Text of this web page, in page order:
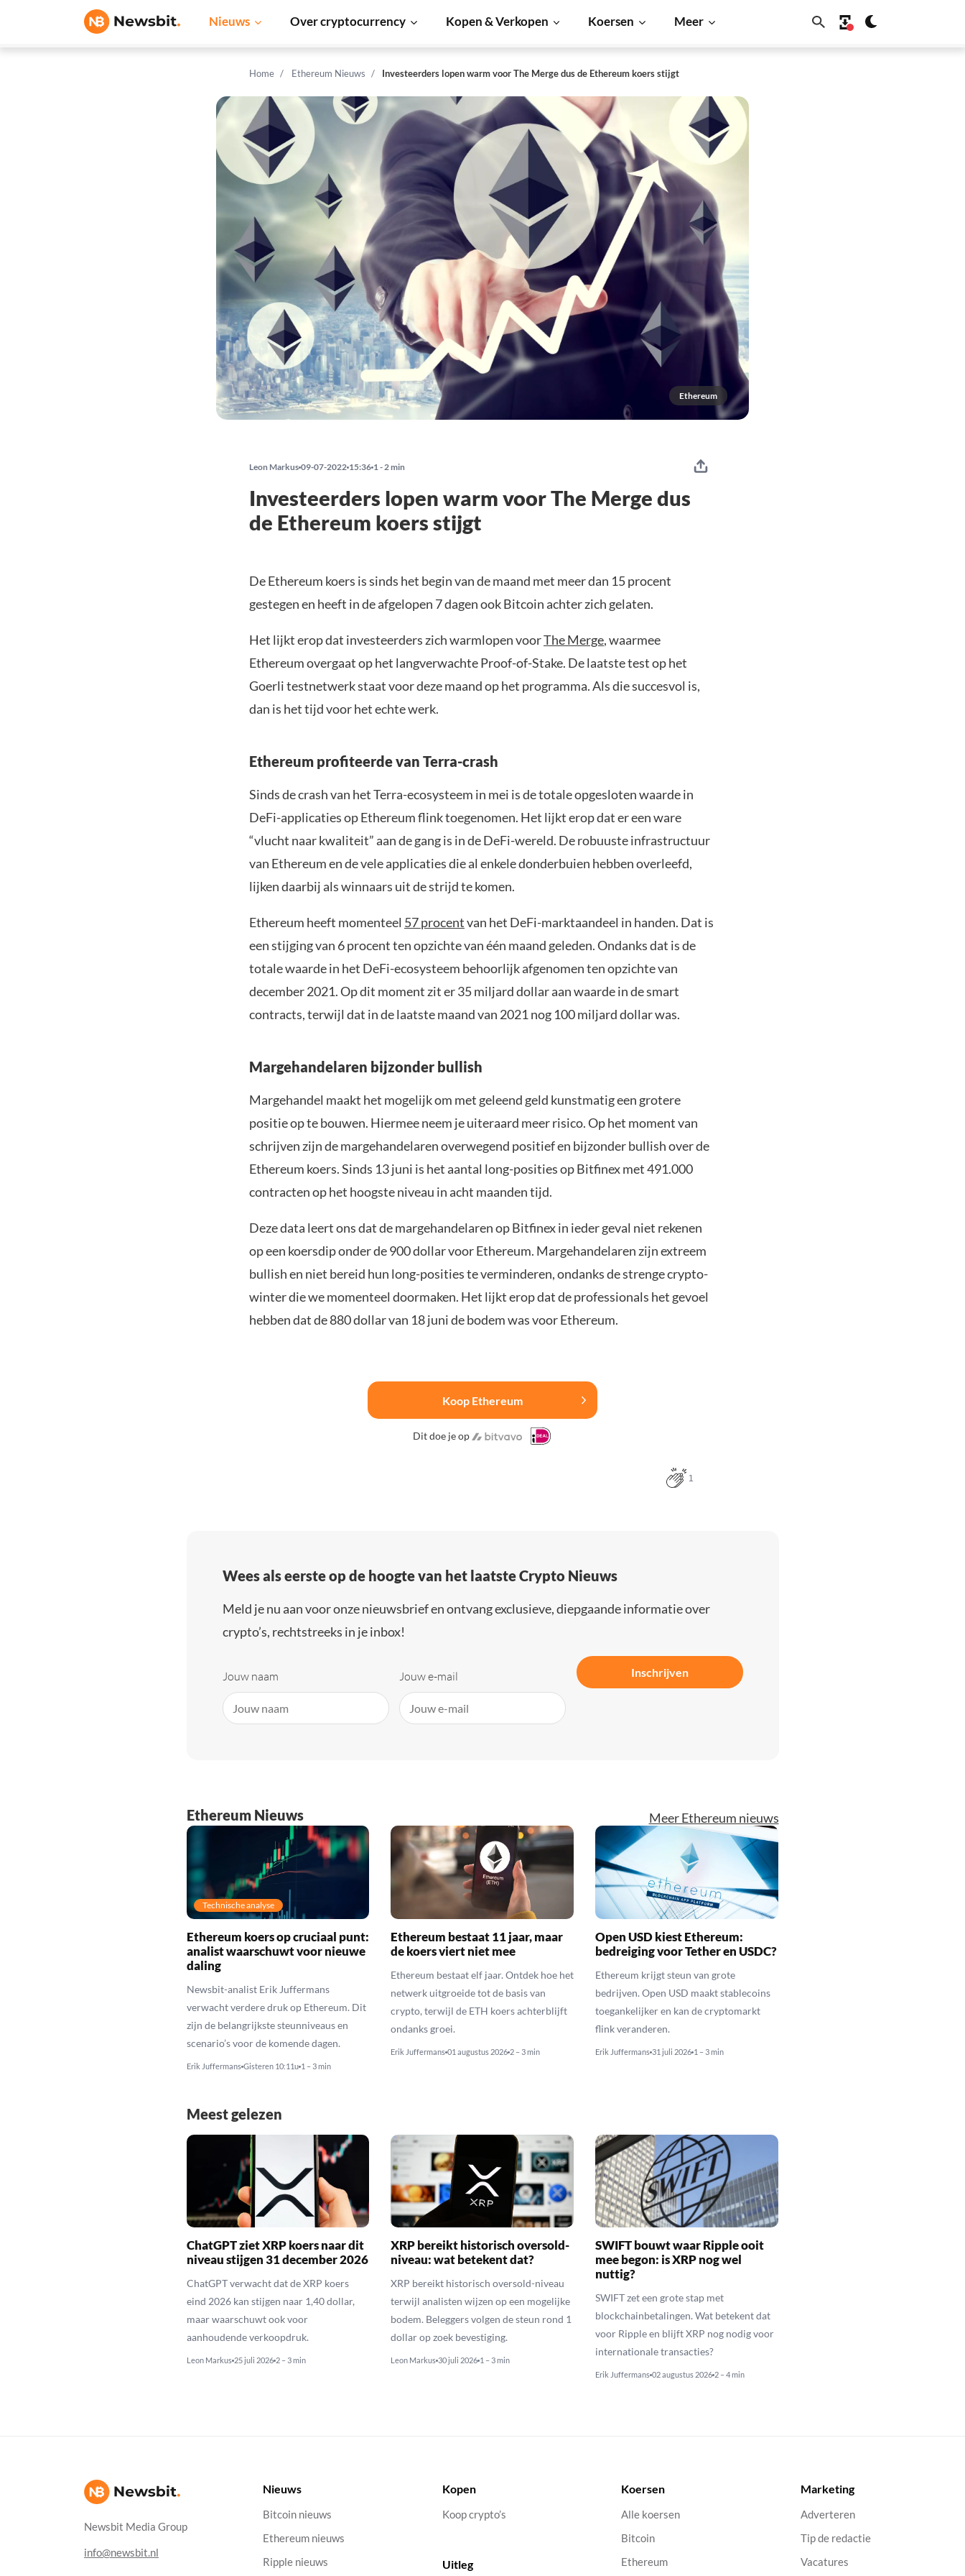
Nieuws Over cryptocurrency Kopen & Verkopen Koersen Meer
Home Ethereum Nieuws Investeerders lopen warm voor The Merge dus de Ethereum koers stijgt
Ethereum
Leon Markus 09-07-2022 15:36 1 - 2 min
Investeerders lopen warm voor The Merge dus
de Ethereum koers stijgt
De Ethereum koers is sinds het begin van de maand met meer dan 15 procent
gestegen en heeft in de afgelopen 7 dagen ook Bitcoin achter zich gelaten.
Het lijkt erop dat investeerders zich warmlopen voorThe Merge, waarmee
Ethereum overgaat op het langverwachte Proof-of-Stake. De laatste test op het
Goerli testnetwerk staat voor deze maand op het programma. Als die succesvol is,
dan is het tijd voor het echte werk.
Ethereum profiteerde van Terra-crash
Sinds de crash van het Terra-ecosysteem in mei is de totale opgesloten waarde in
DeFi-applicaties op Ethereum flink toegenomen. Het lijkt erop dat er een ware
“vlucht naar kwaliteit” aan de gang is in de DeFi-wereld. De robuuste infrastructuur
van Ethereum en de vele applicaties die al enkele donderbuien hebben overleefd,
lijken daarbij als winnaars uit de strijd te komen.
Ethereum heeft momenteel 57 procentvan het DeFi-marktaandeel in handen. Dat is
een stijging van 6 procent ten opzichte van één maand geleden. Ondanks dat is de
totale waarde in het DeFi-ecosysteem behoorlijk afgenomen ten opzichte van
december 2021. Op dit moment zit er 35 miljard dollar aan waarde in de smart
contracts, terwijl dat in de laatste maand van 2021 nog 100 miljard dollar was.
Margehandelaren bijzonder bullish
Margehandel maakt het mogelijk om met geleend geld kunstmatig een grotere
positie op te bouwen. Hiermee neem je uiteraard meer risico. Op het moment van
schrijven zijn de margehandelaren overwegend positief en bijzonder bullish over de
Ethereum koers. Sinds 13 juni is het aantal long-posities op Bitfinex met 491.000
contracten op het hoogste niveau in acht maanden tijd.
Deze data leert ons dat de margehandelaren op Bitfinex in ieder geval niet rekenen
op een koersdip onder de 900 dollar voor Ethereum. Margehandelaren zijn extreem
bullish en niet bereid hun long-posities te verminderen, ondanks de strenge crypto-
winter die we momenteel doormaken. Het lijkt erop dat de professionals het gevoel
hebben dat de 880 dollar van 18 juni de bodem was voor Ethereum.
Koop Ethereum
Dit doe je op
1
Wees als eerste op de hoogte van het laatste Crypto Nieuws
Meld je nu aan voor onze nieuwsbrief en ontvang exclusieve, diepgaande informatie over
crypto’s, rechtstreeks in je inbox!
Jouw naam Jouw e-mail Inschrijven
Ethereum Nieuws Meer Ethereum nieuws
Technische analyse
Ethereum koers op cruciaal punt:
analist waarschuwt voor nieuwe
daling
Newsbit-analist Erik Juffermans
verwacht verdere druk op Ethereum. Dit
zijn de belangrijkste steunniveaus en
scenario’s voor de komende dagen.
Erik Juffermans Gisteren 10:11u 1 – 3 min
Ethereum bestaat 11 jaar, maar
de koers viert niet mee
Ethereum bestaat elf jaar. Ontdek hoe het
netwerk uitgroeide tot de basis van
crypto, terwijl de ETH koers achterblijft
ondanks groei.
Erik Juffermans 01 augustus 2026 2 – 3 min
Open USD kiest Ethereum:
bedreiging voor Tether en USDC?
Ethereum krijgt steun van grote
bedrijven. Open USD maakt stablecoins
toegankelijker en kan de cryptomarkt
flink veranderen.
Erik Juffermans 31 juli 2026 1 – 3 min
Meest gelezen
ChatGPT ziet XRP koers naar dit
niveau stijgen 31 december 2026
ChatGPT verwacht dat de XRP koers
eind 2026 kan stijgen naar 1,40 dollar,
maar waarschuwt ook voor
aanhoudende verkoopdruk.
Leon Markus 25 juli 2026 2 – 3 min
XRP bereikt historisch oversold-
niveau: wat betekent dat?
XRP bereikt historisch oversold-niveau
terwijl analisten wijzen op een mogelijke
bodem. Beleggers volgen de steun rond 1
dollar op zoek bevestiging.
Leon Markus 30 juli 2026 1 – 3 min
SWIFT bouwt waar Ripple ooit
mee begon: is XRP nog wel
nuttig?
SWIFT zet een grote stap met
blockchainbetalingen. Wat betekent dat
voor Ripple en blijft XRP nog nodig voor
internationale transacties?
Erik Juffermans 02 augustus 2026 2 – 4 min
Newsbit Media Group
info@newsbit.nl
Nieuws
Bitcoin nieuws
Ethereum nieuws
Ripple nieuws
Kopen
Koop crypto’s
Uitleg
Koersen
Alle koersen
Bitcoin
Ethereum
Marketing
Adverteren
Tip de redactie
Vacatures